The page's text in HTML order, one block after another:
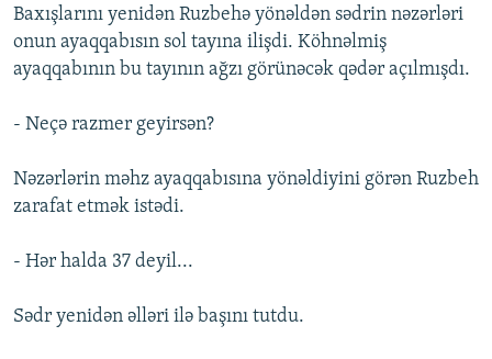
Baxışlarını yenidən Ruzbehə yönəldən sədrin nəzərləri
onun ayaqqabısın sol tayına ilişdi. Köhnəlmiş
ayaqqabının bu tayının ağzı görünəcək qədər açılmışdı.
- Neçə razmer geyirsən?
Nəzərlərin məhz ayaqqabısına yönəldiyini görən Ruzbeh
zarafat etmək istədi.
- Hər halda 37 deyil...
Sədr yenidən əlləri ilə başını tutdu.